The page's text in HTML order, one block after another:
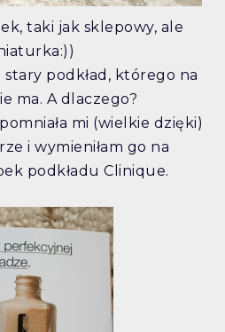
taki jak sklepowy, ale
stary podkład, którego na
ma. A dlaczego?
mi (wielkie dzięki)
i wymieniłam go na
podkładu Clinique.